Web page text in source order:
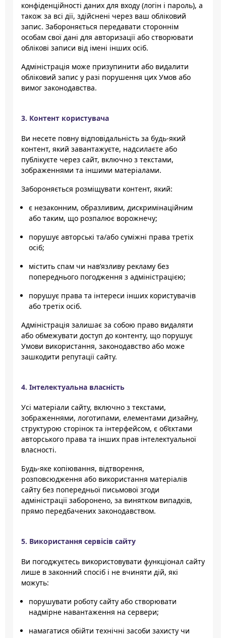
конфіденційності даних для входу (логін і пароль), а
також за всі дії, здійснені через ваш обліковий
запис. Забороняється передавати стороннім
особам свої дані для авторизації або створювати
облікові записи від імені інших осіб.
Адміністрація може призупинити або видалити
обліковий запис у разі порушення цих Умов або
вимог законодавства.
3. Контент користувача
Ви несете повну відповідальність за будь-який
контент, який завантажуєте, надсилаєте або
публікуєте через сайт, включно з текстами,
зображеннями та іншими матеріалами.
Забороняється розміщувати контент, який:
є незаконним, образливим, дискримінаційним
або таким, що розпалює ворожнечу;
порушує авторські та/або суміжні права третіх
осіб;
містить спам чи нав’язливу рекламу без
попереднього погодження з адміністрацією;
порушує права та інтереси інших користувачів
або третіх осіб.
Адміністрація залишає за собою право видаляти
або обмежувати доступ до контенту, що порушує
Умови використання, законодавство або може
зашкодити репутації сайту.
4. Інтелектуальна власність
Усі матеріали сайту, включно з текстами,
зображеннями, логотипами, елементами дизайну,
структурою сторінок та інтерфейсом, є об’єктами
авторського права та інших прав інтелектуальної
власності.
Будь-яке копіювання, відтворення,
розповсюдження або використання матеріалів
сайту без попередньої письмової згоди
адміністрації заборонено, за винятком випадків,
прямо передбачених законодавством.
5. Використання сервісів сайту
Ви погоджуєтесь використовувати функціонал сайту
лише в законний спосіб і не вчиняти дій, які
можуть:
порушувати роботу сайту або створювати
надмірне навантаження на сервери;
намагатися обійти технічні засоби захисту чи